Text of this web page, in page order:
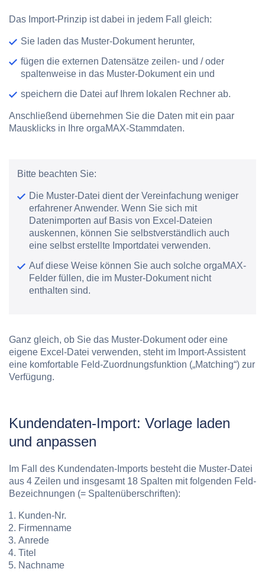
Das Import-Prinzip ist dabei in jedem Fall gleich:
Sie laden das Muster-Dokument herunter,
fügen die externen Datensätze zeilen- und / oder
spaltenweise in das Muster-Dokument ein und
speichern die Datei auf Ihrem lokalen Rechner ab.
Anschließend übernehmen Sie die Daten mit ein paar
Mausklicks in Ihre orgaMAX-Stammdaten.
Bitte beachten Sie:
Die Muster-Datei dient der Vereinfachung weniger
erfahrener Anwender. Wenn Sie sich mit
Datenimporten auf Basis von Excel-Dateien
auskennen, können Sie selbstverständlich auch
eine selbst erstellte Importdatei verwenden.
Auf diese Weise können Sie auch solche orgaMAX-
Felder füllen, die im Muster-Dokument nicht
enthalten sind.
Ganz gleich, ob Sie das Muster-Dokument oder eine
eigene Excel-Datei verwenden, steht im Import-Assistent
eine komfortable Feld-Zuordnungsfunktion („Matching“) zur
Verfügung.
Kundendaten-Import: Vorlage laden
und anpassen
Im Fall des Kundendaten-Imports besteht die Muster-Datei
aus 4 Zeilen und insgesamt 18 Spalten mit folgenden Feld-
Bezeichnungen (= Spaltenüberschriften):
Kunden-Nr.
Firmenname
Anrede
Titel
Nachname